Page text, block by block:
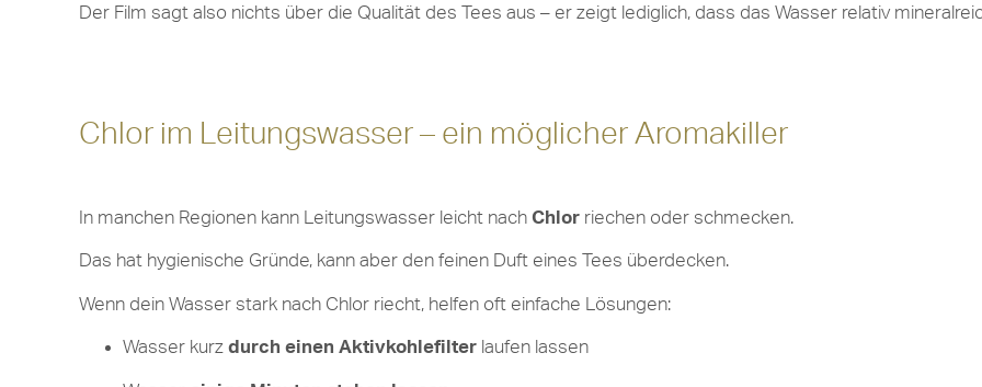
Der Film sagt also nichts über die Qualität des Tees aus – er zeigt lediglich, dass das Wasser relativ
Chlor im Leitungswasser – ein möglicher Aromakiller
In manchen Regionen kann Leitungswasser leicht nach Chlor riechen oder schmecken.
Das hat hygienische Gründe, kann aber den feinen Duft eines Tees überdecken.
Wenn dein Wasser stark nach Chlor riecht, helfen oft einfache Lösungen:
Wasser kurz durch einen Aktivkohlefilter laufen lassen